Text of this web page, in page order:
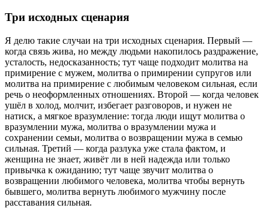
Три исходных сценария
Я делю такие случаи на три исходных сценария. Первый —
когда связь жива, но между людьми накопилось раздражение,
усталость, недосказанность; тут чаще подходит молитва на
примирение с мужем, молитва о примирении супругов или
молитва на примирение с любимым человеком сильная, если
речь о неоформленных отношениях. Второй — когда человек
ушёл в холод, молчит, избегает разговоров, и нужен не
натиск, а мягкое вразумление: тогда люди ищут молитва о
вразумлении мужа, молитва о вразумлении мужа и
сохранении семьи, молитва о возвращении мужа в семью
сильная. Третий — когда разлука уже стала фактом, и
женщина не знает, живёт ли в ней надежда или только
привычка к ожиданию; тут чаще звучит молитва о
возвращении любимого человека, молитва чтобы вернуть
бывшего, молитва вернуть любимого мужчину после
расставания сильная.